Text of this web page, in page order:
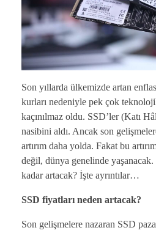
Son yıllarda ülkemizde artan
kurları nedeniyle pek çok
kaçınılmaz oldu. SSD’ler (Katı
nasibini aldı. Ancak son
artırım daha yolda. Fakat bu
değil, dünya genelinde
kadar artacak? İşte ayrıntılar…
SSD fiyatları neden artacak?
Son gelişmelere nazaran SSD